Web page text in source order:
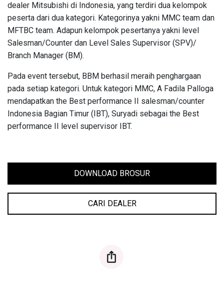
dealer Mitsubishi di Indonesia, yang terdiri dua kelompok
peserta dari dua kategori. Kategorinya yakni MMC team dan
MFTBC team. Adapun kelompok pesertanya yakni level
Salesman/Counter dan Level Sales Supervisor (SPV)/
Branch Manager (BM).
Pada event tersebut, BBM berhasil meraih penghargaan
pada setiap kategori. Untuk kategori MMC, A Fadila Palloga
mendapatkan the Best performance II salesman/counter
Indonesia Bagian Timur (IBT), Suryadi sebagai the Best
performance II level supervisor IBT.
DOWNLOAD BROSUR
CARI DEALER